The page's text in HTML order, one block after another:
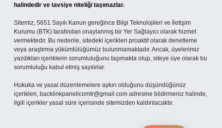
halindedir ve tavsiye niteliği taşımazlar.
Sitemiz, 5651 Sayılı Kanun gereğince Bilgi Teknolojileri ve İletişim
Kurumu (BTK) tarafından onaylanmış bir Yer Sağlayıcı olarak hizmet
vermektedir. Bu nedenle, sitedeki içerikleri proaktif olarak denetleme
veya araştırma yükümlülüğümüz bulunmamaktadır. Ancak, üyelerimiz
yazdıkları içeriklerin sorumluluğunu taşımakta olup, siteye üye olarak bu
sorumluluğu kabul etmiş sayılırlar.
Hukuka ve yasal düzenlemelere aykırı olduğunu düşündüğünüz
içerikleri, backlinkpanelicomtr@gmail.com adresine bildirmeniz halinde,
ilgili içerikler yasal süre içerisinde sitemizden kaldırılacaktır.